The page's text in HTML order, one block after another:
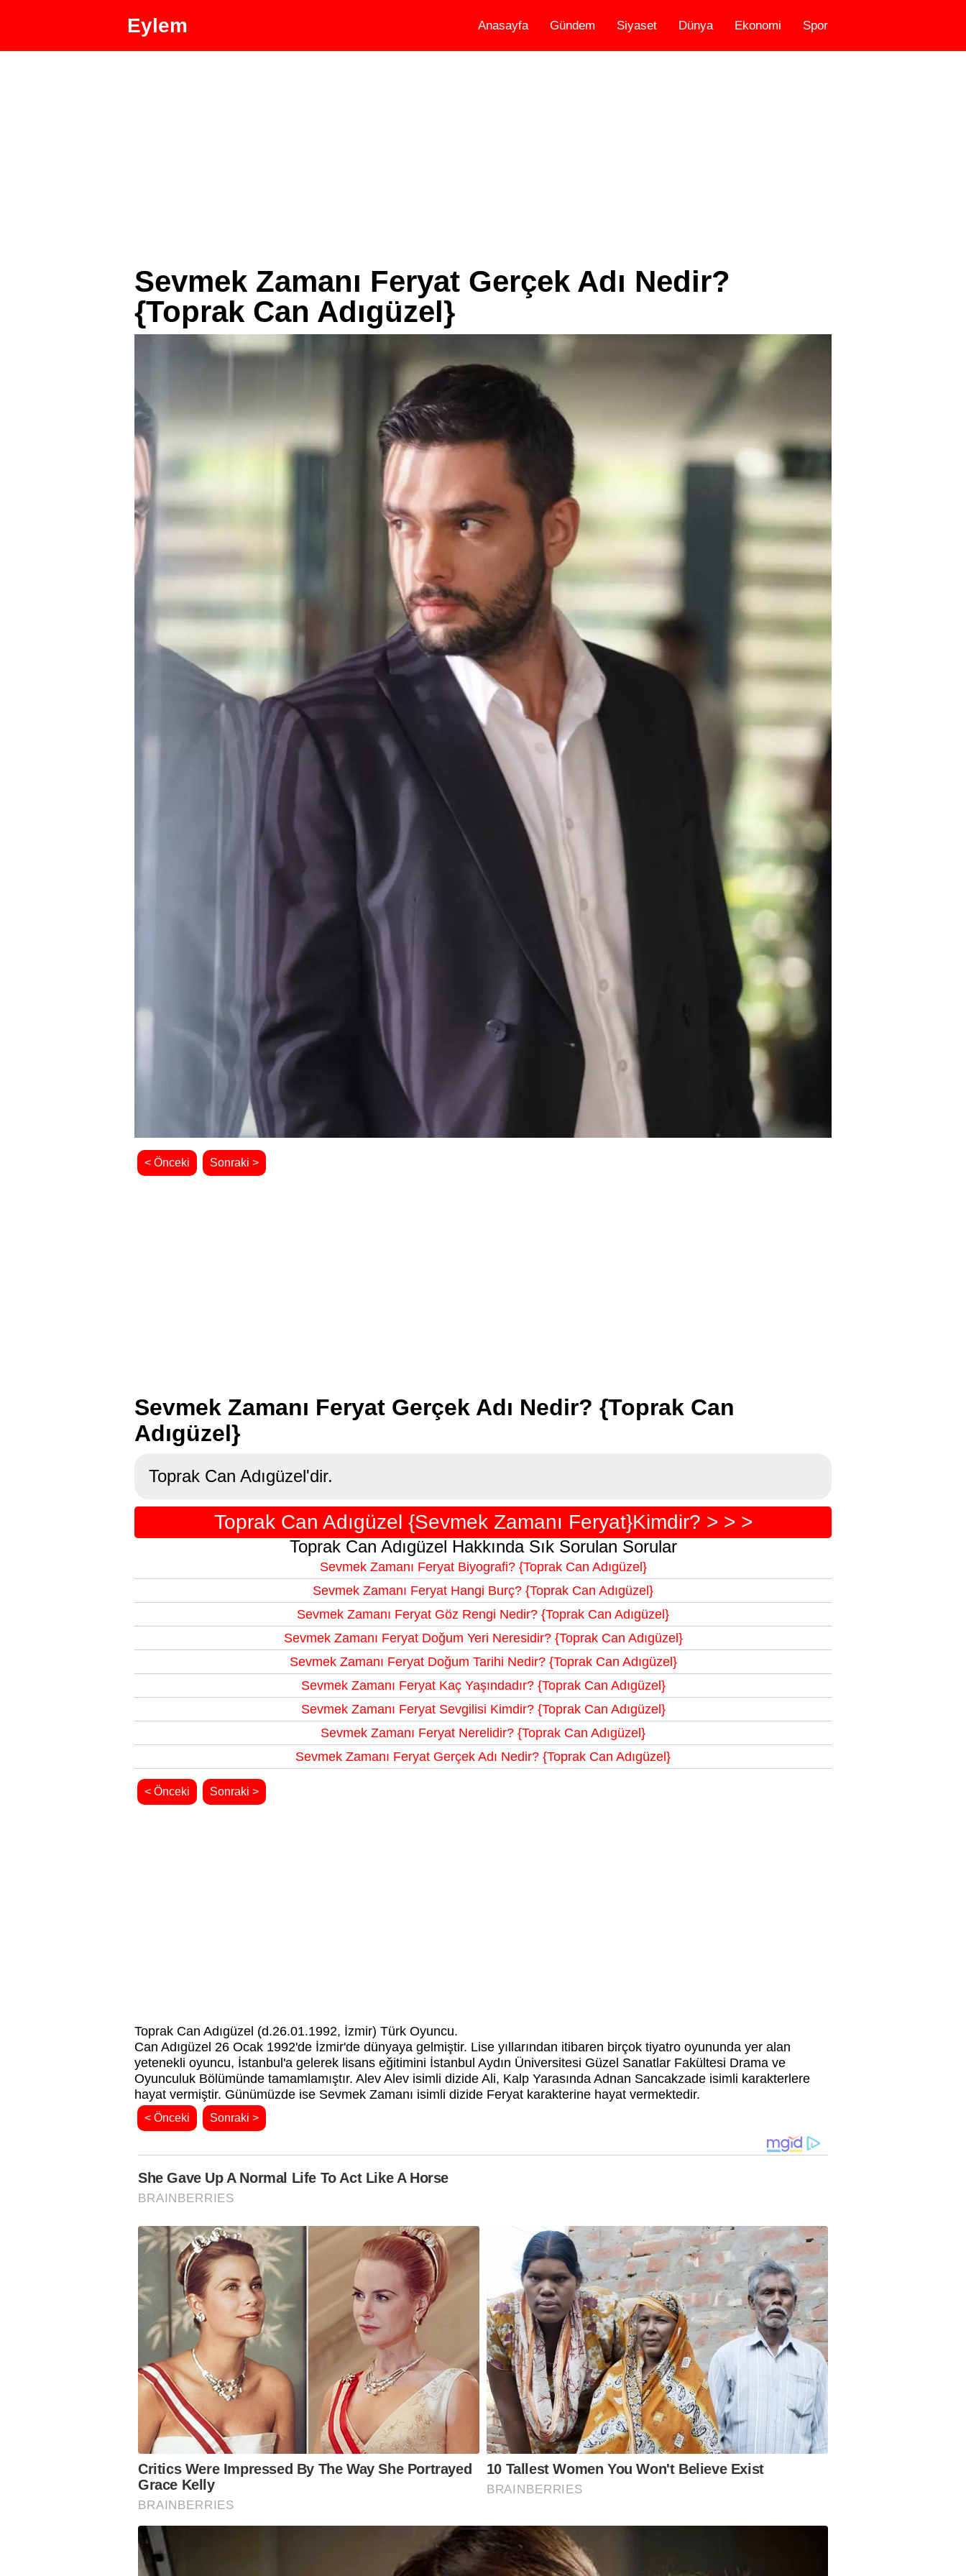
Eylem Anasayfa Gündem Siyaset Dünya Ekonomi Spor
Sevmek Zamanı Feryat Gerçek Adı Nedir?
{Toprak Can Adıgüzel}
< Önceki Sonraki >
Sevmek Zamanı Feryat Gerçek Adı Nedir? {Toprak Can
Adıgüzel}
Toprak Can Adıgüzel'dir.
Toprak Can Adıgüzel {Sevmek Zamanı Feryat}Kimdir? > > >
Toprak Can Adıgüzel Hakkında Sık Sorulan Sorular
Sevmek Zamanı Feryat Biyografi? {Toprak Can Adıgüzel}
Sevmek Zamanı Feryat Hangi Burç? {Toprak Can Adıgüzel}
Sevmek Zamanı Feryat Göz Rengi Nedir? {Toprak Can Adıgüzel}
Sevmek Zamanı Feryat Doğum Yeri Neresidir? {Toprak Can Adıgüzel}
Sevmek Zamanı Feryat Doğum Tarihi Nedir? {Toprak Can Adıgüzel}
Sevmek Zamanı Feryat Kaç Yaşındadır? {Toprak Can Adıgüzel}
Sevmek Zamanı Feryat Sevgilisi Kimdir? {Toprak Can Adıgüzel}
Sevmek Zamanı Feryat Nerelidir? {Toprak Can Adıgüzel}
Sevmek Zamanı Feryat Gerçek Adı Nedir? {Toprak Can Adıgüzel}
< Önceki Sonraki >
Toprak Can Adıgüzel (d.26.01.1992, İzmir) Türk Oyuncu.
Can Adıgüzel 26 Ocak 1992'de İzmir'de dünyaya gelmiştir. Lise yıllarından itibaren birçok tiyatro oyununda yer alan
yetenekli oyuncu, İstanbul'a gelerek lisans eğitimini İstanbul Aydın Üniversitesi Güzel Sanatlar Fakültesi Drama ve
Oyunculuk Bölümünde tamamlamıştır. Alev Alev isimli dizide Ali, Kalp Yarasında Adnan Sancakzade isimli karakterlere
hayat vermiştir. Günümüzde ise Sevmek Zamanı isimli dizide Feryat karakterine hayat vermektedir.
< Önceki Sonraki >